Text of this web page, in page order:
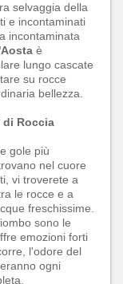
selvaggia della
e incontaminati
incontaminata
è
lungo cascate
su rocce
bellezza.
di Roccia
gole più
nel cuore
vi troverete a
le rocce e a
freschissime.
sono le
emozioni forti
l'odore del
ogni